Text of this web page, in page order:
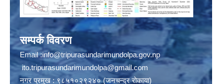
सम्पर्क विवरण
Email :info@tripurasundarimundolpa.gov.np
ito.tripurasundarimundolpa@gmail.com
नगर प्रमुख : ९८५१०२९२४० (जनचन्द्र रोकाया)